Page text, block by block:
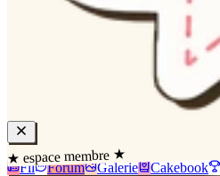
★ espace membre ★
Fil Forum Galerie Cakebook